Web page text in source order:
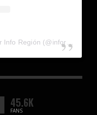
45.6K
FANS